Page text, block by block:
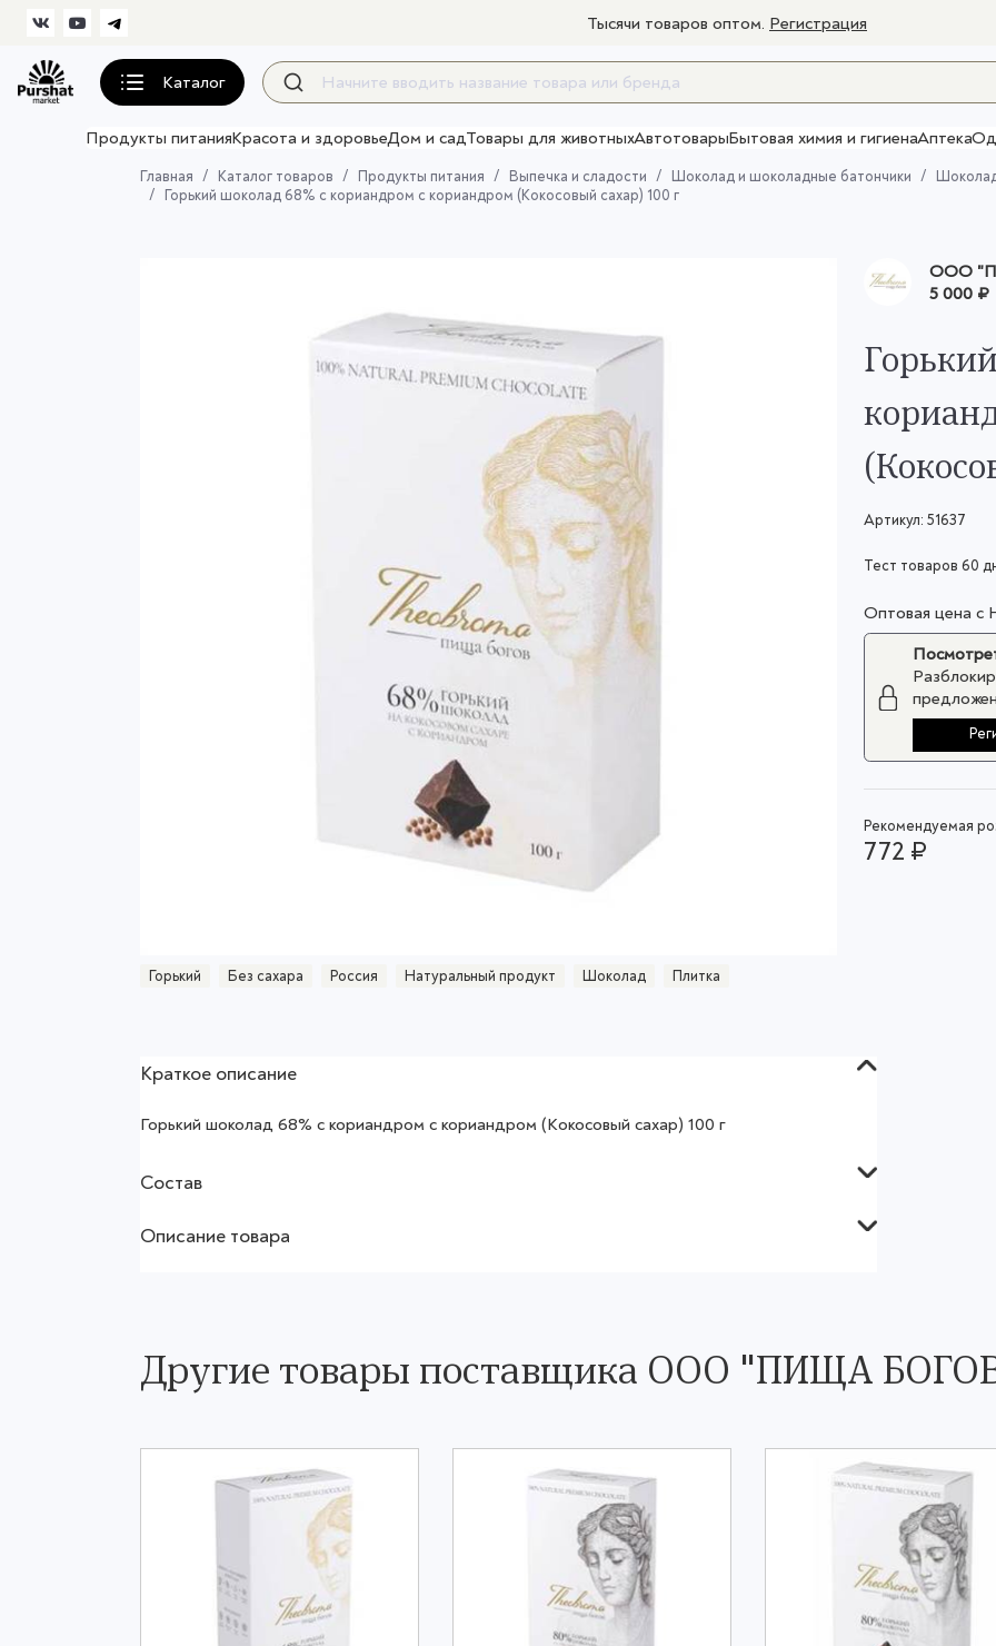
Тысячи товаров оптом. Регистрация
Каталог
Продукты питанияКрасота и здоровьеДом и садТовары для животныхАвтотоварыБытовая химия и гигиенаАптека
Главная Каталог товаров Продукты питания Выпечка и сладости Шоколад и шоколадные батончики
Горький шоколад 68% с кориандром с кориандром (Кокосовый сахар) 100 г
Горький Без сахара Россия Натуральный продукт Шоколад Плитка
ООО
5 000 ₽
Артикул: 51637
Тест товаров 60
Оптовая цена с
Рекомендуемая
772 ₽
Краткое описание
Горький шоколад 68% с кориандром с кориандром (Кокосовый сахар) 100 г
Состав
Описание товара
Другие товары поставщика ООО "ПИЩА